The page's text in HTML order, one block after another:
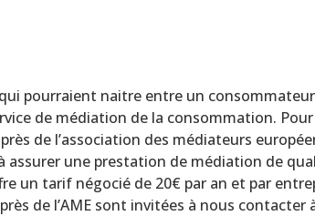
pourraient naitre entre un
de médiation de la consommation.
de l’association des médiateurs
assurer une prestation de médiation de
un tarif négocié de 20€ par an et par
de l’AME sont invitées à nous contacter